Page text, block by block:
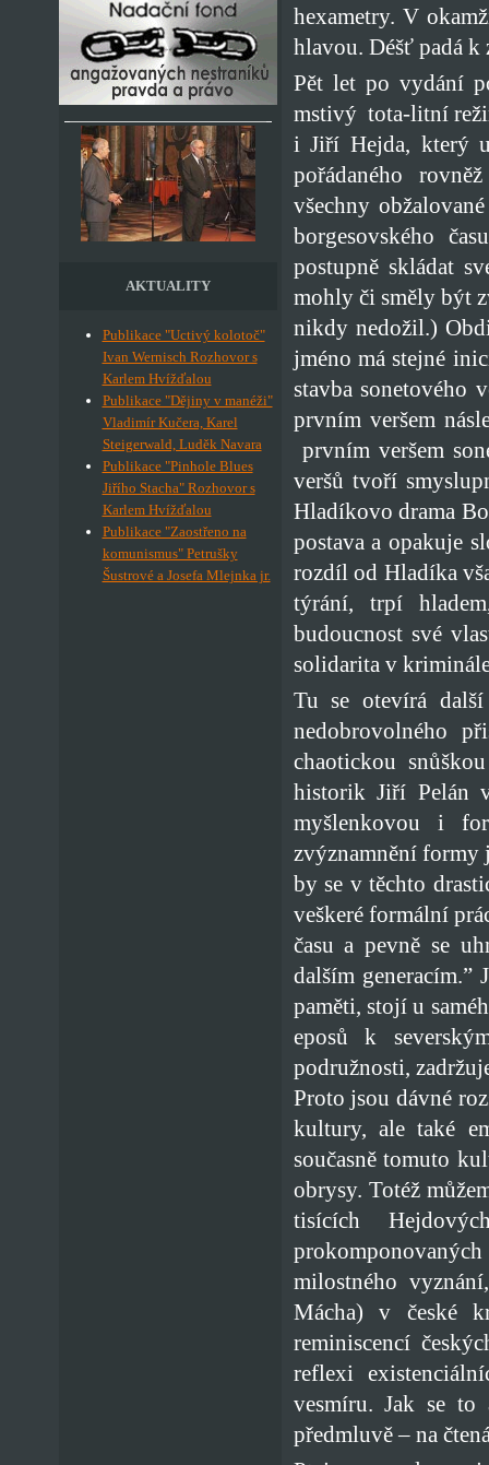
AKTUALITY
Publikace "Uctivý kolotoč"
Ivan Wernisch Rozhovor s
Karlem Hvížďalou
Publikace "Dějiny v manéži"
Vladimír Kučera, Karel
Steigerwald, Luděk Navara
Publikace "Pinhole Blues
Jiřího Stacha" Rozhovor s
Karlem Hvížďalou
Publikace "Zaostřeno na
komunismus" Petrušky
Šustrové a Josefa Mlejnka jr.
hexametry. V
hlavou. Déšť padá
Pět let po vydání
mstivý tota-litní
i Jiří Hejda, který
pořádaného
všechny
borgesovského
postupně skládat
mohly či směly být
nikdy nedožil.)
jméno má stejné
stavba sonetového
prvním veršem
prvním veršem
veršů tvoří
Hladíkovo drama
postava a opakuje
rozdíl od Hladíka
týrání, trpí
budoucnost své
solidarita v
Tu se otevírá
nedobrovolného
chaotickou
historik Jiří Pelán
myšlenkovou i
zvýznamnění formy
by se v těchto
veškeré formální
času a pevně se
dalším generacím.”
paměti, stojí u
eposů k
podružnosti,
Proto jsou dávné
kultury, ale také
současně tomuto
obrysy. Totéž
tisících
milostného
Mácha) v české
reminiscencí
reflexi
vesmíru. Jak se
předmluvě – na